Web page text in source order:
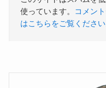
使っています。
コメン
はこちらをご覧ください